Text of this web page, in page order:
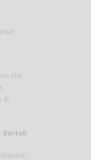
che
di
Bortoli